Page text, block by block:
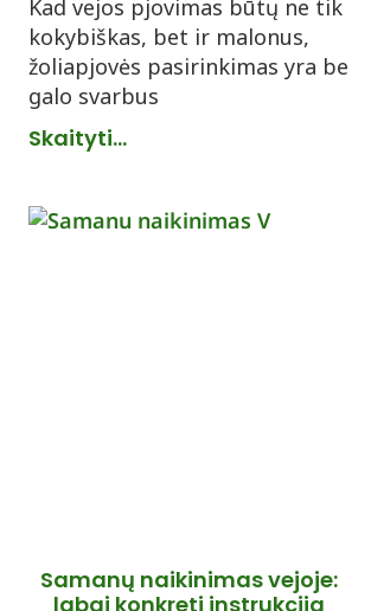
Kad vejos pjovimas būtų ne tik
kokybiškas, bet ir malonus,
žoliapjovės pasirinkimas yra be
galo svarbus
Skaityti...
Samanų naikinimas vejoje:
labai konkreti instrukcija